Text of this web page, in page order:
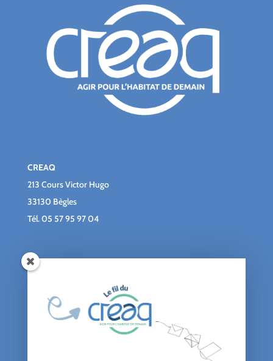
CREAQ
213 Cours Victor Hugo
33130 Bègles
Tél.05 57 95 97 04
Qui sommes-nous ?
Agenda